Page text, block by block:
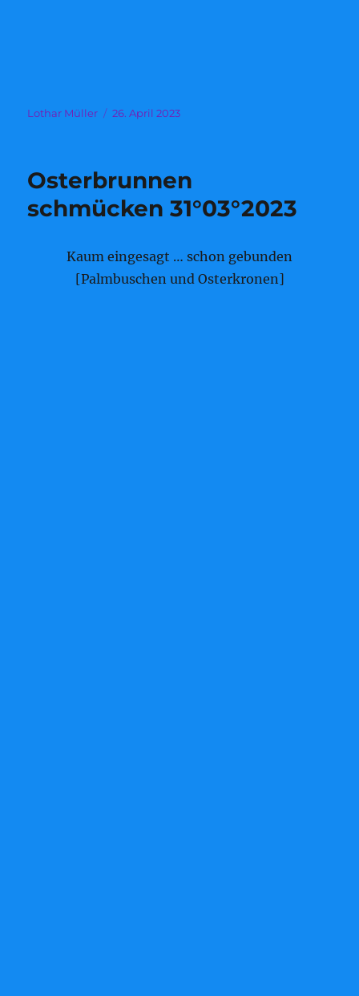
Autor
Lothar Müller
Veröffentlicht
26. April 2023
Osterbrunnen
schmücken 31°03°2023
Kaum eingesagt … schon gebunden
[Palmbuschen und Osterkronen]